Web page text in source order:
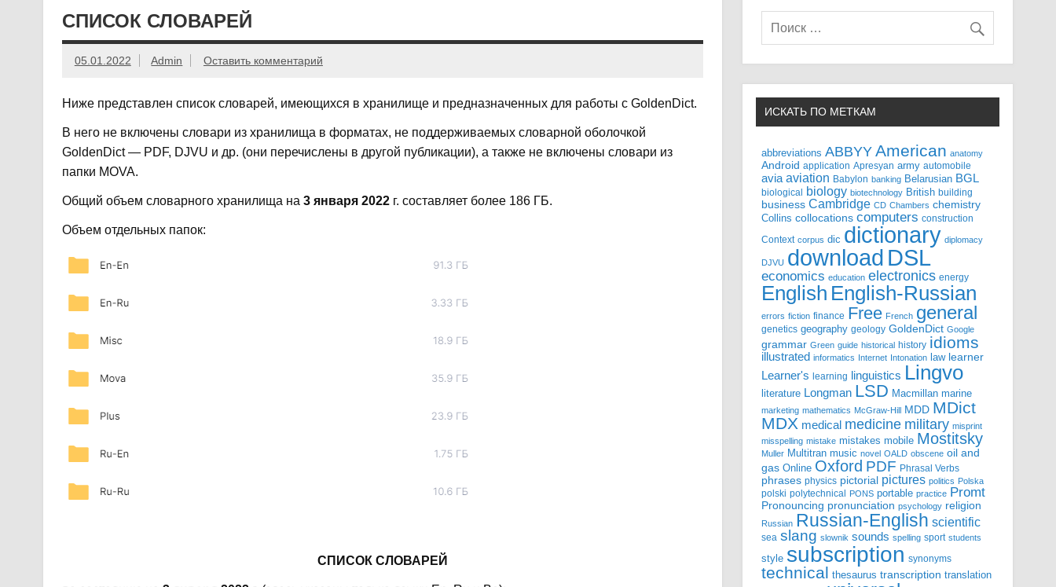
СПИСОК СЛОВАРЕЙ
05.01.2022 Admin Оставить комментарий
Ниже представлен список словарей, имеющихся в хранилище и предназначенных для работы с GoldenDict.
В него не включены словари из хранилища в форматах, не поддерживаемых словарной оболочкой
GoldenDict — PDF, DJVU и др. (они перечислены в другой публикации), а также не включены словари из
папки MOVA.
Общий объем словарного хранилища на 3 января 2022г. составляет более 186 ГБ.
Объем отдельных папок:
СПИСОК СЛОВАРЕЙ
ИСКАТЬ ПО МЕТКАМ
abbreviations ABBYY American anatomy
Android application Apresyan army automobile
avia aviation Babylon banking Belarusian BGL
biological biology biotechnology British building
business Cambridge CD Chambers chemistry
Collins collocations computers construction
Context corpus dic dictionary diplomacy
DJVU download DSL
economics education electronics energy
English English-Russian
errors fiction finance Free French general
genetics geography geology GoldenDict Google
grammar Green guide historical history idioms
illustrated informatics Internet Intonation law learner
Learner's learning linguistics Lingvo
literature Longman LSD Macmillan marine
marketing mathematics McGraw-Hill MDD MDict
MDX medical medicine military misprint
misspelling mistake mistakes mobile Mostitsky
Muller Multitran music novel OALD obscene oil and
gas Online Oxford PDF Phrasal Verbs
phrases physics pictorial pictures politics Polska
polski polytechnical PONS portable practice Promt
Pronouncing pronunciation psychology religion
Russian Russian-English scientific
sea slang slownik sounds spelling sport students
style subscription synonyms
technical thesaurus transcription translation